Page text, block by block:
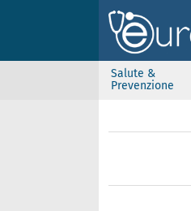
Salute &
Prevenzione